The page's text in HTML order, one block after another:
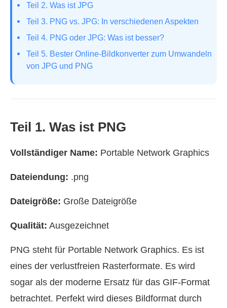
Teil 2. Was ist JPG
Teil 3. PNG vs. JPG: In verschiedenen Aspekten
Teil 4. PNG oder JPG: Was ist besser?
Teil 5. Bester Online-Bildkonverter zum Umwandeln
von JPG und PNG
Teil 1. Was ist PNG
Vollständiger Name: Portable Network Graphics
Dateiendung: .png
Dateigröße: Große Dateigröße
Qualität: Ausgezeichnet
PNG steht für Portable Network Graphics. Es ist
eines der verlustfreien Rasterformate. Es wird
sogar als der moderne Ersatz für das GIF-Format
betrachtet. Perfekt wird dieses Bildformat durch